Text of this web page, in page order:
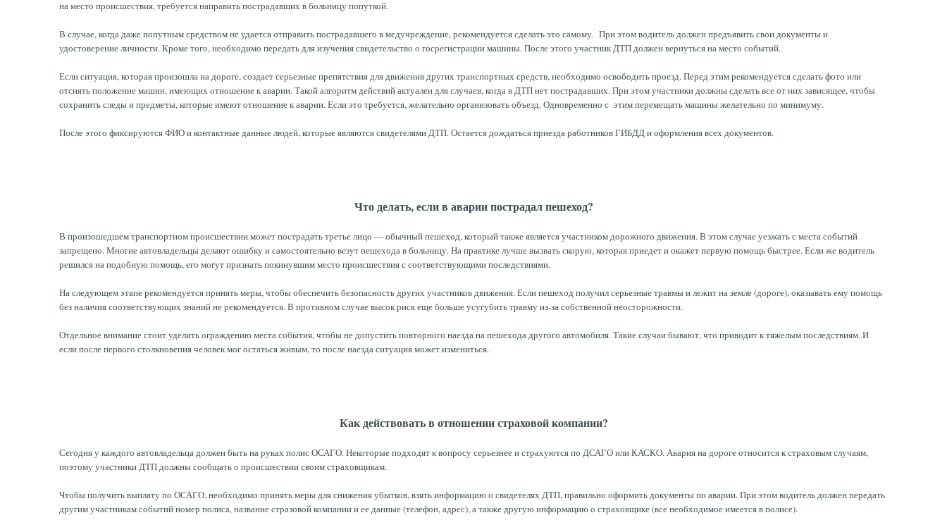
на место происшествия, требуется направить пострадавших в больницу попуткой.
В случае, когда даже попутным средством не удается отправить пострадавшего в медучреждение, рекомендуется сделать это самому. При этом водитель должен предъявить свои документы и
удостоверение личности. Кроме того, необходимо передать для изучения свидетельство о госрегистрации машины. После этого участник ДТП должен вернуться на место событий.
Если ситуация, которая произошла на дороге, создает серьезные препятствия для движения других транспортных средств, необходимо освободить проезд. Перед этим рекомендуется сделать фото или
отснять положение машин, имеющих отношение к аварии. Такой алгоритм действий актуален для случаев, когда в ДТП нет пострадавших. При этом участники должны сделать все от них зависящее, чтобы
сохранить следы и предметы, которые имеют отношение к аварии. Если это требуется, желательно организовать объезд. Одновременно с этим перемещать машины желательно по минимуму.
После этого фиксируются ФИО и контактные данные людей, которые являются свидетелями ДТП. Остается дождаться приезда работников ГИБДД и оформления всех документов.
Что делать, если в аварии пострадал пешеход?
В произошедшем транспортном происшествии может пострадать третье лицо — обычный пешеход, который также является участником дорожного движения. В этом случае уезжать с места событий
запрещено. Многие автовладельцы делают ошибку и самостоятельно везут пешехода в больницу. На практике лучше вызвать скорую, которая приедет и окажет первую помощь быстрее. Если же водитель
решился на подобную помощь, его могут признать покинувшим место происшествия с соответствующими последствиями.
На следующем этапе рекомендуется принять меры, чтобы обеспечить безопасность других участников движения. Если пешеход получил серьезные травмы и лежит на земле (дороге), оказывать ему помощь
без наличия соответствующих знаний не рекомендуется. В противном случае высок риск еще больше усугубить травму из-за собственной неосторожности.
Отдельное внимание стоит уделить ограждению места события, чтобы не допустить повторного наезда на пешехода другого автомобиля. Такие случаи бывают, что приводит к тяжелым последствиям. И
если после первого столкновения человек мог остаться живым, то после наезда ситуация может измениться.
Как действовать в отношении страховой компании?
Сегодня у каждого автовладельца должен быть на руках полис ОСАГО. Некоторые подходят к вопросу серьезнее и страхуются по ДСАГО или КАСКО. Авария на дороге относится к страховым случаям,
поэтому участники ДТП должны сообщать о происшествии своим страховщикам.
Чтобы получить выплату по ОСАГО, необходимо принять меры для снижения убытков, взять информацию о свидетелях ДТП, правильно оформить документы по аварии. При этом водитель должен передать
другим участникам событий номер полиса, название стразовой компании и ее данные (телефон, адрес), а также другую информацию о страховщике (все необходимое имеется в полисе).